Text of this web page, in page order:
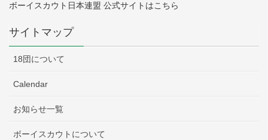
ボーイスカウト日本連盟 公式サイトはこちら
サイトマップ
18団について
Calendar
お知らせ一覧
ボーイスカウトについて